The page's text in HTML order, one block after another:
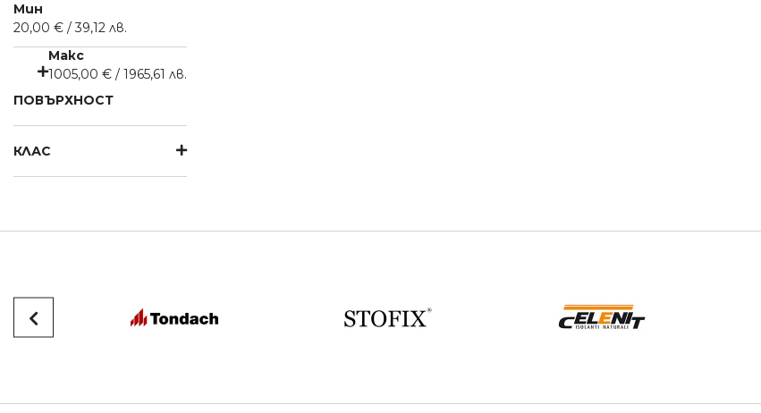
Мин
20,00 € / 39,12 лв.
Макс
1005,00 € / 1965,61 лв.
ПОВЪРХНОСТ
КЛАС